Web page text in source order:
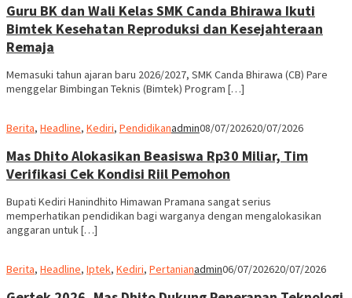
Guru BK dan Wali Kelas SMK Canda Bhirawa Ikuti
Bimtek Kesehatan Reproduksi dan Kesejahteraan
Remaja
Memasuki tahun ajaran baru 2026/2027, SMK Canda Bhirawa (CB) Pare
menggelar Bimbingan Teknis (Bimtek) Program […]
Berita, Headline, Kediri, Pendidikanadmin08/07/202620/07/2026
Mas Dhito Alokasikan Beasiswa Rp30 Miliar, Tim
Verifikasi Cek Kondisi Riil Pemohon
Bupati Kediri Hanindhito Himawan Pramana sangat serius
memperhatikan pendidikan bagi warganya dengan mengalokasikan
anggaran untuk […]
Berita, Headline, Iptek, Kediri, Pertanianadmin06/07/202620/07/2026